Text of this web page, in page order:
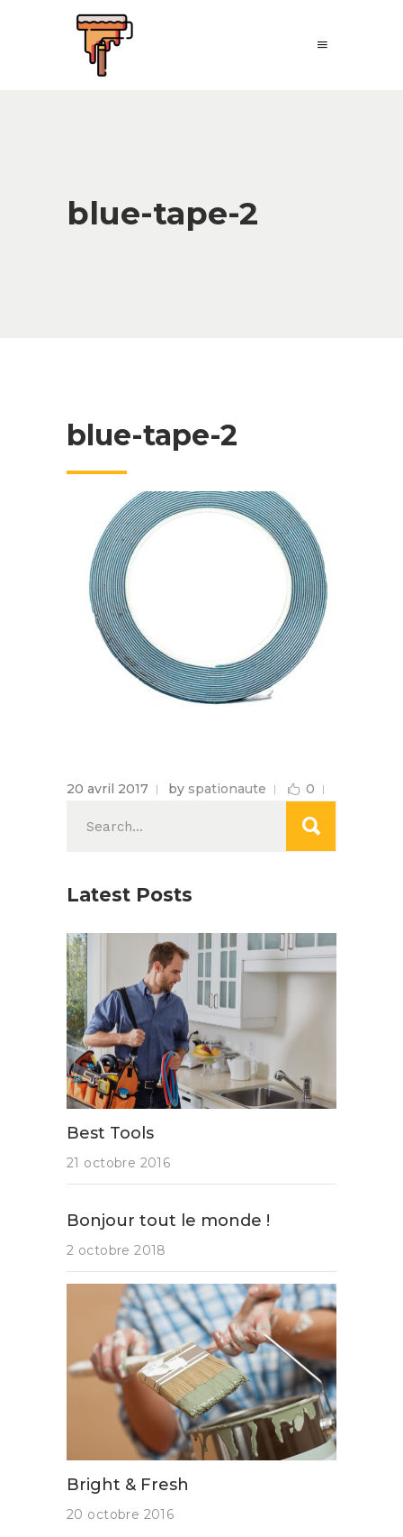
blue-tape-2
blue-tape-2
20 avril 2017 by spationaute
0
for:
Latest Posts
Best Tools
21 octobre 2016
Bonjour tout le monde !
2 octobre 2018
Bright & Fresh
20 octobre 2016